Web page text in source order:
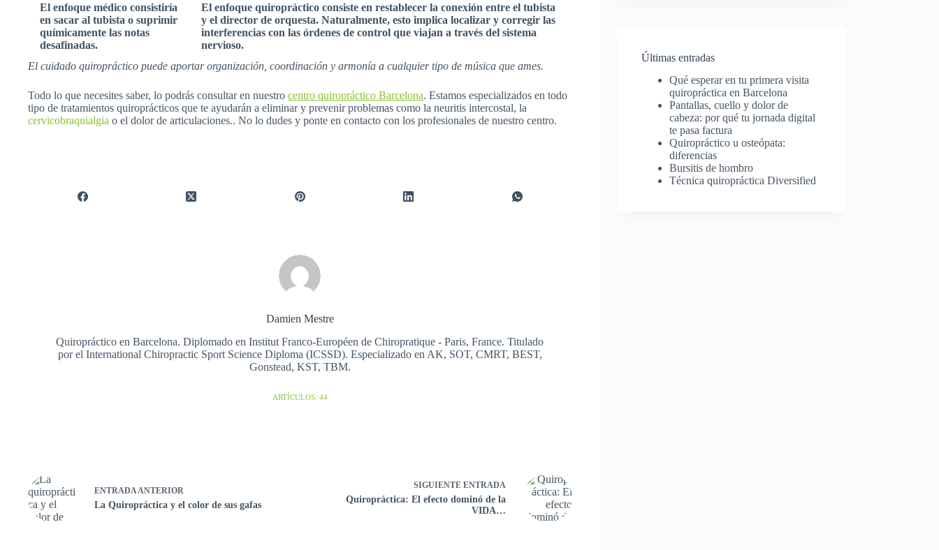
El enfoque médico consistiría
en sacar al tubista o suprimir
químicamente las notas
desafinadas.
El enfoque quiropráctico consiste en restablecer la conexión entre el tubista
y el director de orquesta. Naturalmente, esto implica localizar y corregir las
interferencias con las órdenes de control que viajan a través del sistema
nervioso.
El cuidado quiropráctico puede aportar organización, coordinación y armonía a cualquier tipo de música que ames.
Todo lo que necesites saber, lo podrás consultar en nuestro centro quiropráctico Barcelona. Estamos especializados en todo
tipo de tratamientos quiroprácticos que te ayudarán a eliminar y prevenir problemas como la neuritis intercostal, la
cervicobraquialgia o el dolor de articulaciones.. No lo dudes y ponte en contacto con los profesionales de nuestro centro.
Damien Mestre
Quiropráctico en Barcelona. Diplomado en Institut Franco-Européen de Chiropratique - Paris, France. Titulado
por el International Chiropractic Sport Science Diploma (ICSSD). Especializado en AK, SOT, CMRT, BEST,
Gonstead, KST, TBM.
ARTÍCULOS: 44
ENTRADAANTERIOR
La Quiropráctica y el color de sus gafas
SIGUIENTE ENTRADA
Quiropráctica: El efecto dominó de la
VIDA…
Últimas entradas
Qué esperar en tu primera visita
quiropráctica en Barcelona
Pantallas, cuello y dolor de
cabeza: por qué tu jornada digital
te pasa factura
Quiropráctico u osteópata:
diferencias
Bursitis de hombro
Técnica quiropráctica Diversified